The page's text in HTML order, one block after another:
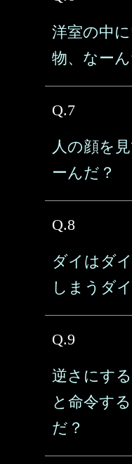
洋室の中
物、なーん
Q.7
人の顔を
ーんだ？
Q.8
ダイはダ
しまうダ
Q.9
逆さにす
と命令す
だ？